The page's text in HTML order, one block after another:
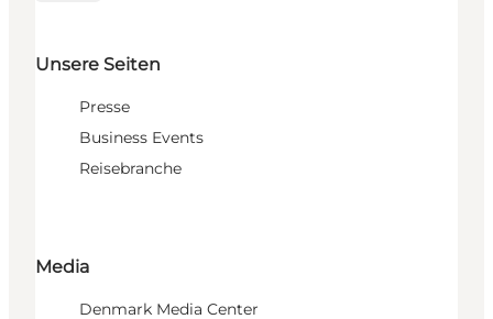
Unsere Seiten
Presse
Business Events
Reisebranche
Media
Denmark Media Center